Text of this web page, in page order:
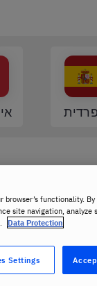
functionality.
site navigation,
Data Protection
Settings